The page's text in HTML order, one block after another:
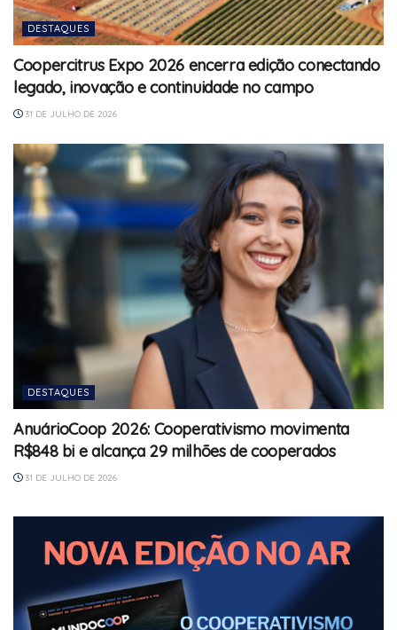
DESTAQUES
Coopercitrus Expo 2026 encerra edição conectando
legado, inovação e continuidade no campo
31 DE JULHO DE 2026
DESTAQUES
AnuárioCoop 2026: Cooperativismo movimenta
R$848 bi e alcança 29 milhões de cooperados
31 DE JULHO DE 2026